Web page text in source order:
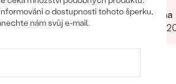
byli všichni fajn.
doporučuji
servis Rychlé odeslání
doručení Hezký a
krásně dárkově zabalení
Darina
o dostupnosti tohoto šperku,
nám svůj e-mail.